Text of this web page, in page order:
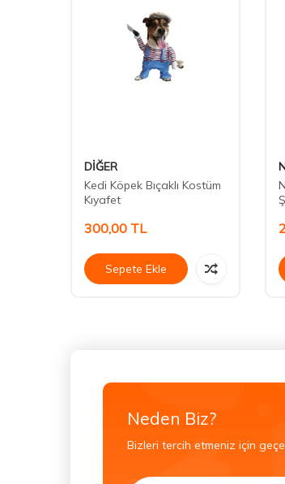
DİĞER
Kedi Köpek Bıçaklı Kostüm
Kıyafet
300,00 TL
Sepete Ekle
Neden Biz?
Bizleri tercih etmeniz için